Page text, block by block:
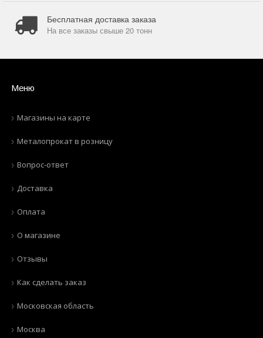
Бесплатная доставка заказа
На все заказы свыше 20 тонн
Меню
Магазины на карте
Металопрокат в розницу
Вопрос-ответ
Доставка
Оплата
О магазине
Отзывы
Как сделать заказ
Московская область
Москва